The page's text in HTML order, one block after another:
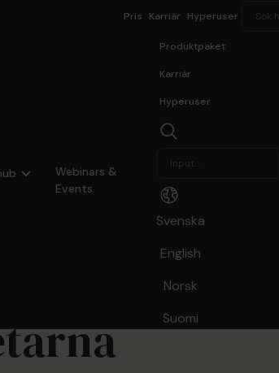
Pris Karriär Hyperuser
Webinars &
Events
Produktpaket
Karriär
Hyperuser
Svenska
English
Norsk
Suomi
styrmodell
vision med